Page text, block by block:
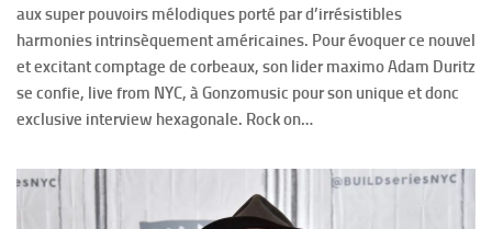
aux super pouvoirs mélodiques porté par d’irrésistibles
harmonies intrinsèquement américaines. Pour évoquer ce nouvel
et excitant comptage de corbeaux, son lider maximo Adam Duritz
se confie, live from NYC, à Gonzomusic pour son unique et donc
exclusive interview hexagonale. Rock on…